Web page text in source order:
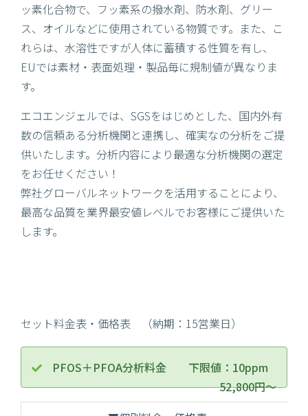
ッ素化合物で、フッ素系の撥水剤、防水剤、グリー
ス、オイルなどに使用されている物質です。また、こ
れらは、水溶性ですが人体に蓄積する性質を有し、
EUでは素材・表面処理・製品毎に規制値が異なりま
す。
エコエンジェルでは、SGSをはじめとした、国内外有
数の信頼ある分析機関と連携し、確実なの分析をご提
供いたします。分析内容により最適な分析機関の選定
をお任せください！
弊社グローバルネットワークを活用することにより、
最高な品質を業界最安値レベルでお客様にご提供いた
します。
セット料金表・価格表 （納期：15営業日）
PFOS＋PFOA分析料金 下限値：10ppm
52,800円～